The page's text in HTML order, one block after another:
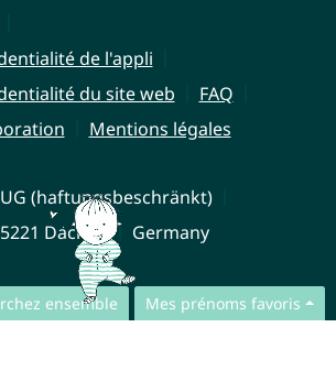
ensemble Mes prénoms favoris
de l'appli
du site web
FAQ
Mentions légales
(haftungsbeschränkt)
Dachau Germany